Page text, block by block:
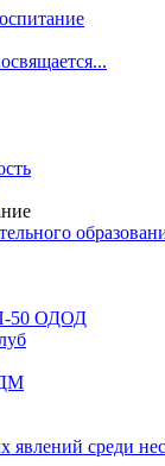
50 ОДОД
явлений среди